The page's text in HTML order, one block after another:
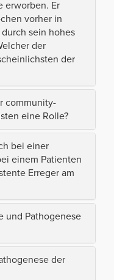
erworben. Er
vorher in
sein hohes
der
der
community-
eine Rolle?
bei einer
einem Patienten
Erreger am
und Pathogenese
der